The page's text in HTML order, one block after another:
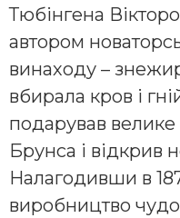
Тюбінгена
автором
винаходу –
вбирала кров і
подарував
Брунса і відкрив
Налагодивши в
виробництво